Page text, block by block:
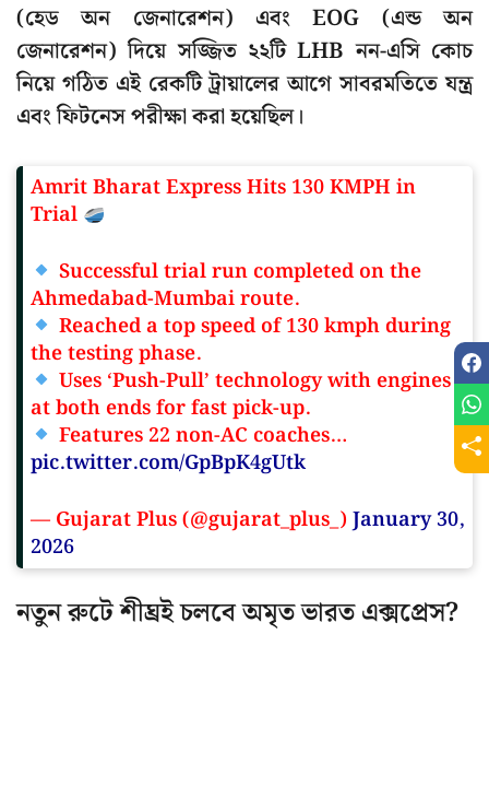
(হেড অন জেনারেশন) এবং EOG (এন্ড অন
জেনারেশন) দিয়ে সজ্জিত ২২টি LHB নন-এসি কোচ
নিয়ে গঠিত এই রেকটি ট্রায়ালের আগে সাবরমতিতে যন্ত্র
এবং ফিটনেস পরীক্ষা করা হয়েছিল।
Amrit Bharat Express Hits 130 KMPH in
Trial
Successful trial run completed on the
Ahmedabad-Mumbai route.
Reached a top speed of 130 kmph during
the testing phase.
Uses ‘Push-Pull’ technology with engines
at both ends for fast pick-up.
Features 22 non-AC coaches…
pic.twitter.com/GpBpK4gUtk
— Gujarat Plus (@gujarat_plus_) January 30,
2026
নতুন রুটে শীঘ্রই চলবে অমৃত ভারত এক্সপ্রেস?